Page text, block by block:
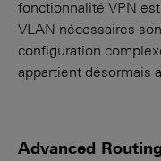
fonctionnalité VPN
VLAN nécessaires
configuration
appartient désormais
Advanced